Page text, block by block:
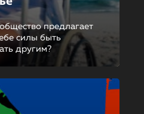
предлагает
силы быть
другим?